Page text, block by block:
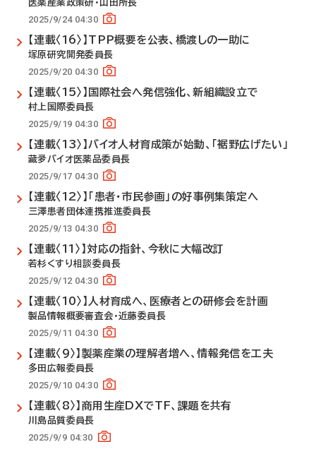
医薬産業政策研・山田所長
2025/9/24 04:30
【連載〈16〉】TPP概要を公表、橋渡しの一助に
塚原研究開発委員長
2025/9/20 04:30
【連載〈15〉】国際社会へ発信強化、新組織設立で
村上国際委員長
2025/9/19 04:30
【連載〈13〉】バイオ人材育成策が始動、「裾野広げたい」
藏夛バイオ医薬品委員長
2025/9/17 04:30
【連載〈12〉】「患者・市民参画」の好事例集策定へ
三澤患者団体連携推進委員長
2025/9/13 04:30
【連載〈11〉】対応の指針、今秋に大幅改訂
若杉くすり相談委員長
2025/9/12 04:30
【連載〈10〉】人材育成へ、医療者との研修会を計画
製品情報概要審査会・近藤委員長
2025/9/11 04:30
【連載〈9〉】製薬産業の理解者増へ、情報発信を工夫
多田広報委員長
2025/9/10 04:30
【連載〈8〉】商用生産DXでTF、課題を共有
川島品質委員長
2025/9/9 04:30